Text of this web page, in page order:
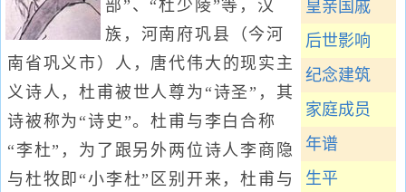
皇亲国戚
后世影响
纪念建筑
家庭成员
年谱
生平
部”、“杜少陵”等，汉
族，河南府巩县（今河
南省巩义市）人，唐代伟大的现实主
义诗人，杜甫被世人尊为“诗圣”，其
诗被称为“诗史”。杜甫与李白合称
“李杜”，为了跟另外两位诗人李商隐
与杜牧即“小李杜”区别开来，杜甫与